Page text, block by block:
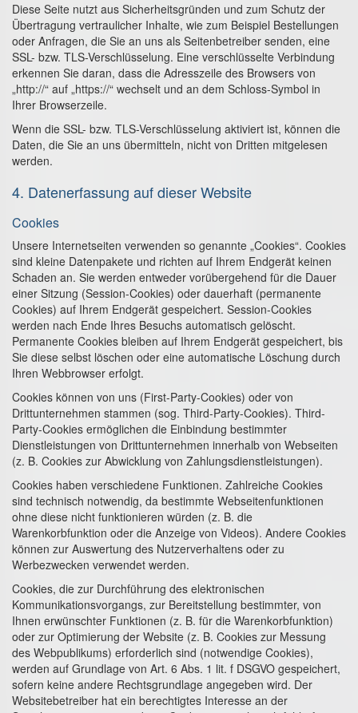
Diese Seite nutzt aus Sicherheitsgründen und zum Schutz der
Übertragung vertraulicher Inhalte, wie zum Beispiel Bestellungen
oder Anfragen, die Sie an uns als Seitenbetreiber senden, eine
SSL- bzw. TLS-Verschlüsselung. Eine verschlüsselte Verbindung
erkennen Sie daran, dass die Adresszeile des Browsers von
„http://“ auf „https://“ wechselt und an dem Schloss-Symbol in
Ihrer Browserzeile.
Wenn die SSL- bzw. TLS-Verschlüsselung aktiviert ist, können die
Daten, die Sie an uns übermitteln, nicht von Dritten mitgelesen
werden.
4. Datenerfassung auf dieser Website
Cookies
Unsere Internetseiten verwenden so genannte „Cookies“. Cookies
sind kleine Datenpakete und richten auf Ihrem Endgerät keinen
Schaden an. Sie werden entweder vorübergehend für die Dauer
einer Sitzung (Session-Cookies) oder dauerhaft (permanente
Cookies) auf Ihrem Endgerät gespeichert. Session-Cookies
werden nach Ende Ihres Besuchs automatisch gelöscht.
Permanente Cookies bleiben auf Ihrem Endgerät gespeichert, bis
Sie diese selbst löschen oder eine automatische Löschung durch
Ihren Webbrowser erfolgt.
Cookies können von uns (First-Party-Cookies) oder von
Drittunternehmen stammen (sog. Third-Party-Cookies). Third-
Party-Cookies ermöglichen die Einbindung bestimmter
Dienstleistungen von Drittunternehmen innerhalb von Webseiten
(z. B. Cookies zur Abwicklung von Zahlungsdienstleistungen).
Cookies haben verschiedene Funktionen. Zahlreiche Cookies
sind technisch notwendig, da bestimmte Webseitenfunktionen
ohne diese nicht funktionieren würden (z. B. die
Warenkorbfunktion oder die Anzeige von Videos). Andere Cookies
können zur Auswertung des Nutzerverhaltens oder zu
Werbezwecken verwendet werden.
Cookies, die zur Durchführung des elektronischen
Kommunikationsvorgangs, zur Bereitstellung bestimmter, von
Ihnen erwünschter Funktionen (z. B. für die Warenkorbfunktion)
oder zur Optimierung der Website (z. B. Cookies zur Messung
des Webpublikums) erforderlich sind (notwendige Cookies),
werden auf Grundlage von Art. 6 Abs. 1 lit. f DSGVO gespeichert,
sofern keine andere Rechtsgrundlage angegeben wird. Der
Websitebetreiber hat ein berechtigtes Interesse an der